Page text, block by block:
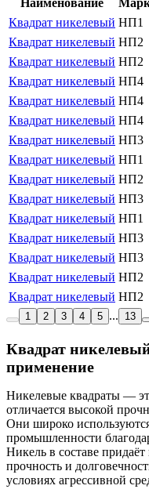
Наименование
Квадрат никелевый НП1
Квадрат никелевый НП2
Квадрат никелевый НП2
Квадрат никелевый НП4
Квадрат никелевый НП4
Квадрат никелевый НП4
Квадрат никелевый НП3
Квадрат никелевый НП1
Квадрат никелевый НП2
Квадрат никелевый НП3
Квадрат никелевый НП1
Квадрат никелевый НП3
Квадрат никелевый НП3
Квадрат никелевый НП2
Квадрат никелевый НП2
1
2 3 4 5 ... 13
Квадрат
применение
Никелевые квадраты —
отличается высокой
Они широко
промышленности
Никель в составе
прочность и
условиях агрессивной